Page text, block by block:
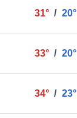
31° / 20°
33° / 20°
34° / 23°